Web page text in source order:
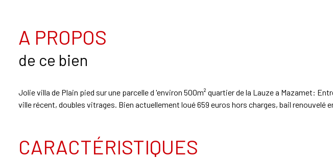
A PROPOS
de ce bien
Jolie villa de Plain pied sur une parcelle d 'environ 500m² quartier de la Lauze a Mazamet:
ville récent, doubles vitrages. Bien actuellement loué 659 euros hors charges, bail renouvelé
CARACTÉRISTIQUES